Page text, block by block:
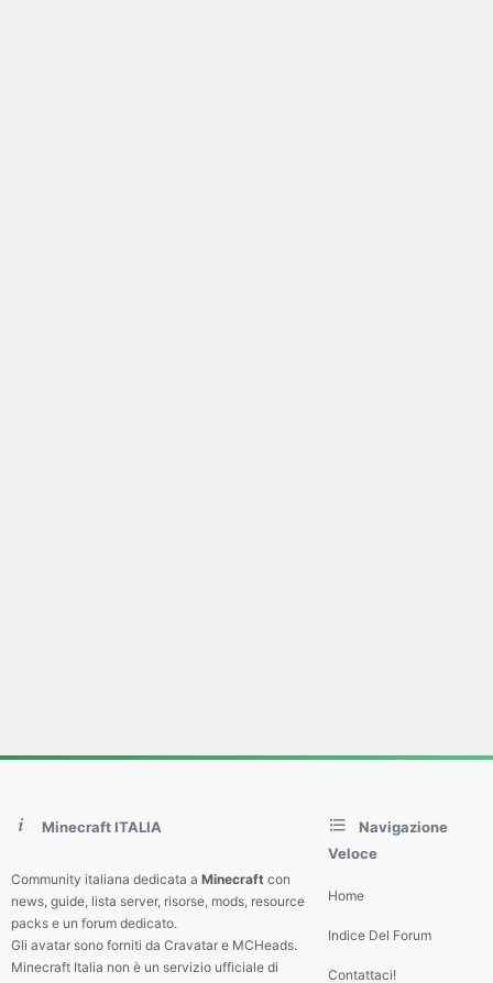
Minecraft ITALIA
Community italiana dedicata a Minecraft con
news, guide, lista server, risorse, mods, resource
packs e un forum dedicato.
Gli avatar sono forniti da Cravatar e MCHeads.
Minecraft Italia non è un servizio ufficiale di
Navigazione
Veloce
Home
Indice Del Forum
Contattaci!